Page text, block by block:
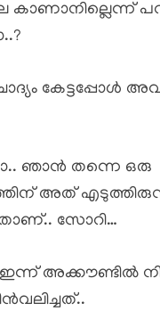
കാണാനില്ലെന്ന്
കേട്ടപ്പോൾ
ഞാൻ തന്നെ ഒരു
അത്
സോറി…
ഇന്ന് അക്കൗണ്ടിൽ